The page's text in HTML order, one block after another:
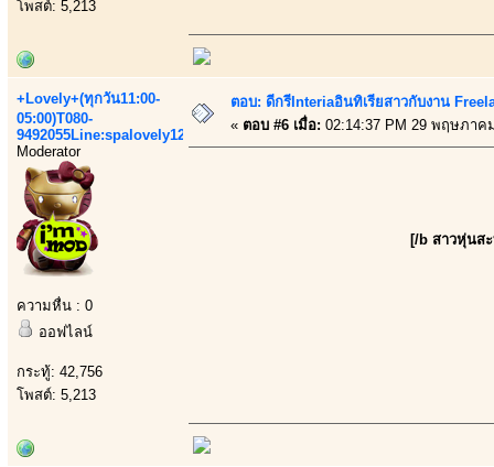
โพสต์: 5,213
+Lovely+(ทุกวัน11:00-
05:00)T080-
9492055Line:spalovely123
Moderator
ความหื่น : 0
ออฟไลน์
กระทู้: 42,756
โพสต์: 5,213
ตอบ: ดีกรีInteriaอินทิเรียสาวกับงาน
« ตอบ #6 เมื่อ: 02:14:37 PM 29 พฤษภาค
[/b สาวหุ่นส